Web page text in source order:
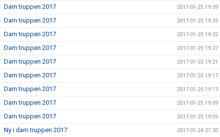
Dam truppen 2017 2017-01-25 19:39
Dam truppen 2017 2017-01-25 19:35
Dam truppen 2017 2017-01-25 19:32
Dam truppen 2017 2017-01-25 19:27
Dam truppen 2017 2017-01-25 19:21
Dam truppen 2017 2017-01-25 19:17
Dam truppen 2017 2017-01-25 19:13
Dam truppen 2017 2017-01-25 19:09
Dam truppen 2017 2017-01-25 19:05
Ny i dam truppen 2017 2017-01-24 21:30